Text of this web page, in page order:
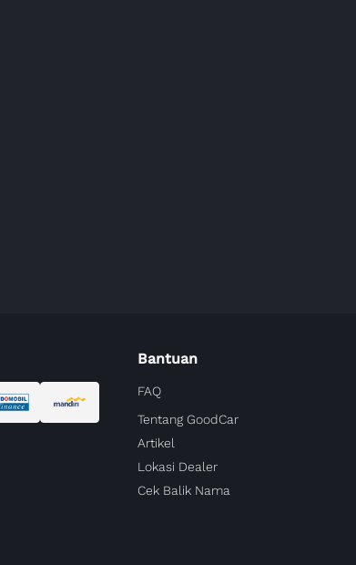
Bantuan
FAQ
Tentang GoodCar
Artikel
Lokasi Dealer
Cek Balik Nama